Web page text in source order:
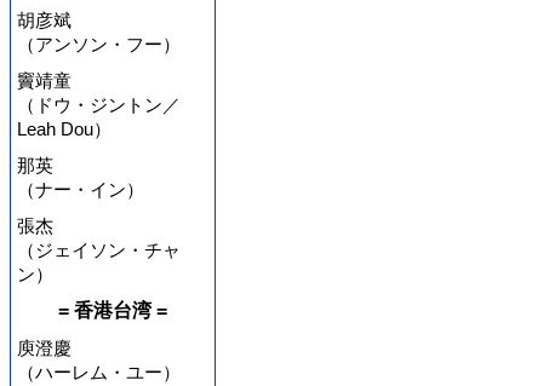
胡彦斌
（アンソン・フー）
竇靖童
（ドウ・ジントン／
Leah Dou）
那英
（ナー・イン）
張杰
（ジェイソン・チャ
ン）
= 香港台湾 =
庾澄慶
（ハーレム・ユー）